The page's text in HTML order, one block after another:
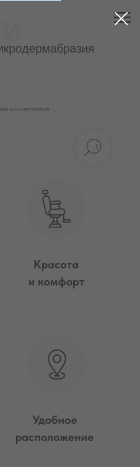
косметология
→
Красота
и комфорт
Удобное
расположение